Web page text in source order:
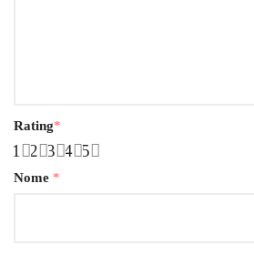
Rating*
5
4
3
2
1
Nome *